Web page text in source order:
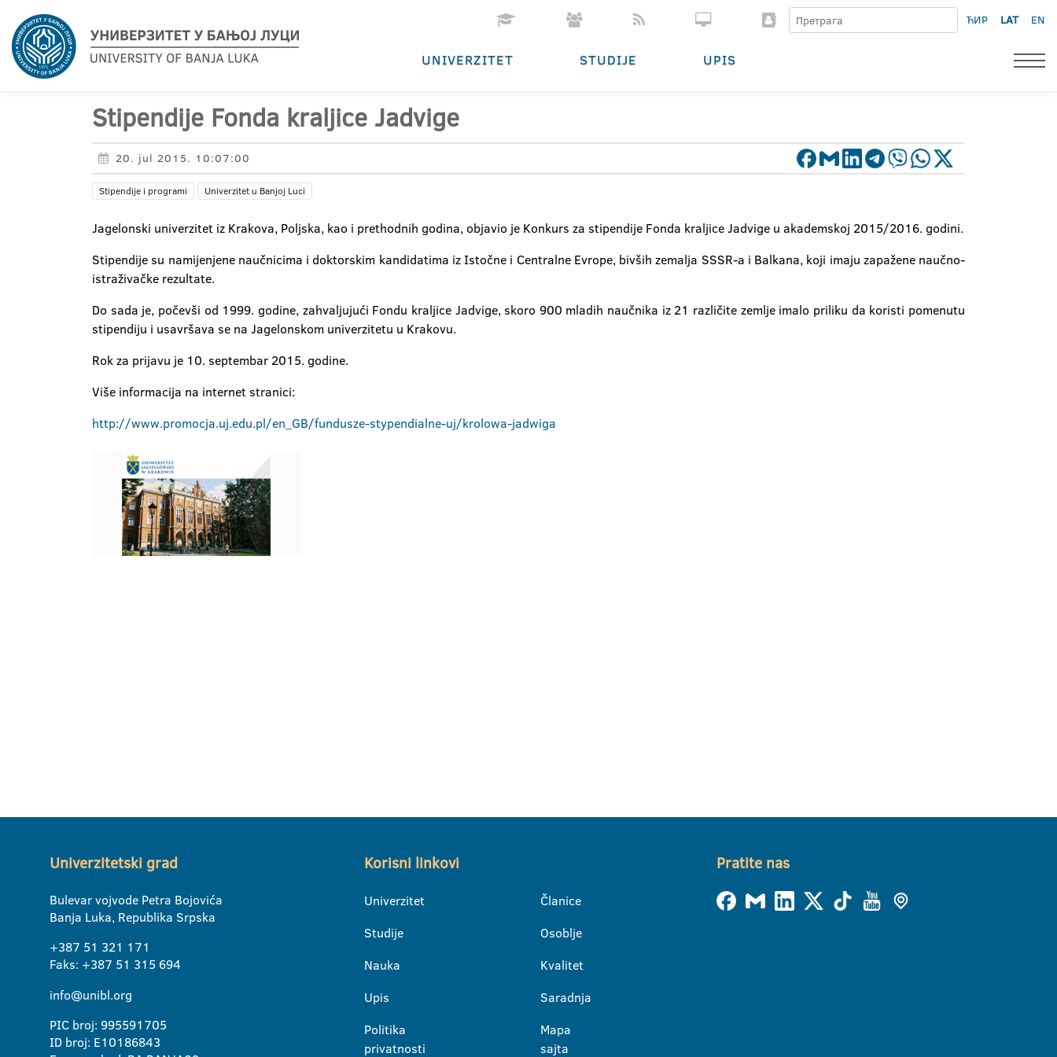
ЋИР LAT EN
UNIVERZITET STUDIJE UPIS
Stipendije Fonda kraljice Jadvige
20. jul 2015. 10:07:00
Stipendije i programi Univerzitet u Banjoj Luci
Jagelonski univerzitet iz Krakova, Poljska, kao i prethodnih godina, objavio je Konkurs za stipendije Fonda kraljice Jadvige u akademskoj 2015/2016. godini.
Stipendije su namijenjene naučnicima i doktorskim kandidatima iz Istočne i Centralne Evrope, bivših zemalja SSSR-a i Balkana, koji imaju zapažene naučno-
istraživačke rezultate.
Do sada je, počevši od 1999. godine, zahvaljujući Fondu kraljice Jadvige, skoro 900 mladih naučnika iz 21 različite zemlje imalo priliku da koristi pomenutu
stipendiju i usavršava se na Jagelonskom univerzitetu u Krakovu.
Rok za prijavu je 10. septembar 2015. godine.
Više informacija na internet stranici:
http://www.promocja.uj.edu.pl/en_GB/fundusze-stypendialne-uj/krolowa-jadwiga
Univerzitetski grad
Bulevar vojvode Petra Bojovića
Banja Luka, Republika Srpska
+387 51 321 171
Faks: +387 51 315 694
info@unibl.org
PIC broj: 995591705
ID broj: E10186843
Korisni linkovi
Univerzitet
Studije
Nauka
Upis
Politika
privatnosti
Članice
Osoblje
Kvalitet
Saradnja
Mapa
sajta
Pratite nas